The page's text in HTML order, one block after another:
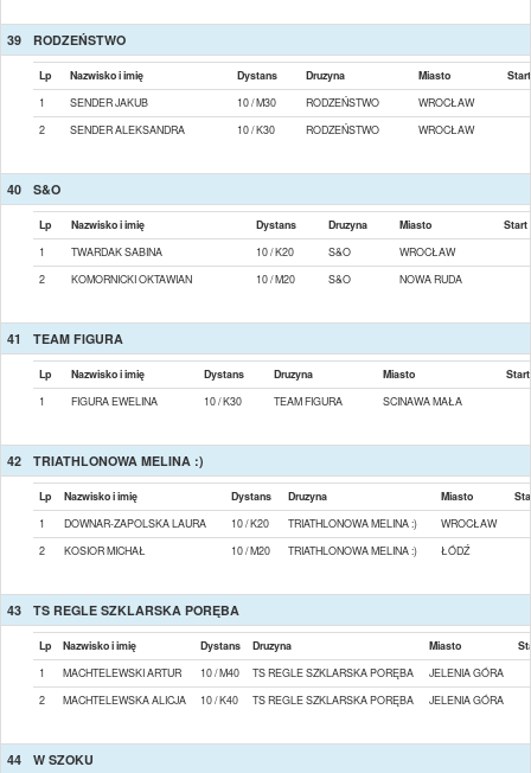
39 RODZEŃSTWO
Lp Nazwisko i imię Dystans Druzyna Miasto
Start
1
SENDER JAKUB 10 / M30 RODZEŃSTWO
WROCŁAW
2
SENDER ALEKSANDRA 10 / K30 RODZEŃSTWO WROCŁAW
40 S&O
Lp Nazwisko i imię Dystans Druzyna Miasto
Start
1
TWARDAK SABINA 10 / K20 S&O
WROCŁAW
2
KOMORNICKI OKTAWIAN 10 / M20 S&O NOWA RUDA
41 TEAM FIGURA
Lp Nazwisko i imię Dystans Druzyna Miasto
Start
1
FIGURA EWELINA 10 / K30 TEAM FIGURA SCINAWA MAŁA
42 TRIATHLONOWA MELINA :)
Lp Nazwisko i imię Dystans Druzyna Miasto
1
DOWNAR-ZAPOLSKA LAURA 10 / K20 TRIATHLONOWA MELINA :)
WROCŁAW
2
KOSIOR MICHAŁ 10 / M20 TRIATHLONOWA MELINA :) ŁÓDŹ
43 TS REGLE SZKLARSKA PORĘBA
Lp Nazwisko i imię Dystans Druzyna Miasto
1
MACHTELEWSKI ARTUR 10 / M40 TS REGLE SZKLARSKA PORĘBA
JELENIA GÓRA
2
MACHTELEWSKA ALICJA 10 / K40 TS REGLE SZKLARSKA PORĘBA JELENIA GÓRA
44 W SZOKU